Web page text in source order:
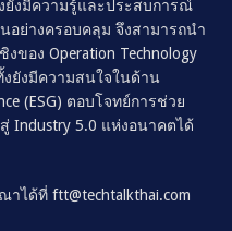
ยังมีความรู้และประสบการณ์
อย่างครอบคลุม จึงสามารถนำ
ของ Operation Technology
งยังมีความสนใจในด้าน
(ESG) ตอบโจทย์การช่วย
Industry 5.0 แห่งอนาคตได้
ณาได้ที่ftt@techtalkthai.com